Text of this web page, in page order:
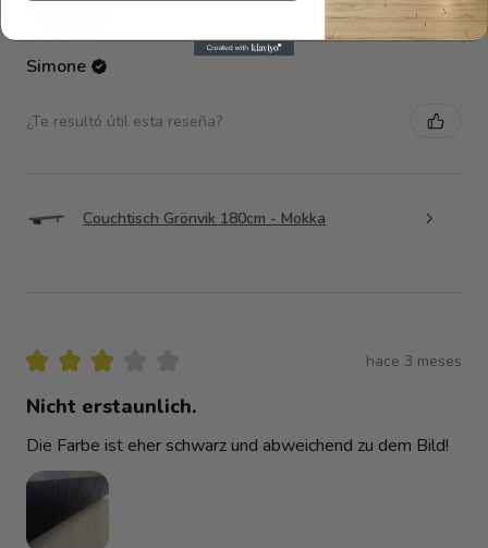
Simone
¿Te resultó útil esta reseña?
Couchtisch Grönvik 180cm - Mokka
★ ★ ★ hace 3 meses
Nicht erstaunlich.
Die Farbe ist eher schwarz und abweichend zu dem Bild!